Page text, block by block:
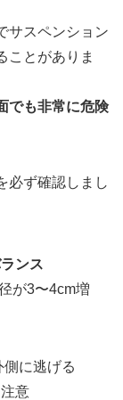
サスペンション
ことがありま
でも非常に危険
必ず確認しまし
ンス
が3〜4cm増
に逃げる
意